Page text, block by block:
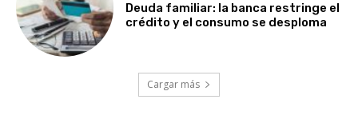
Deuda familiar: la banca restringe el
crédito y el consumo se desploma
Cargar más